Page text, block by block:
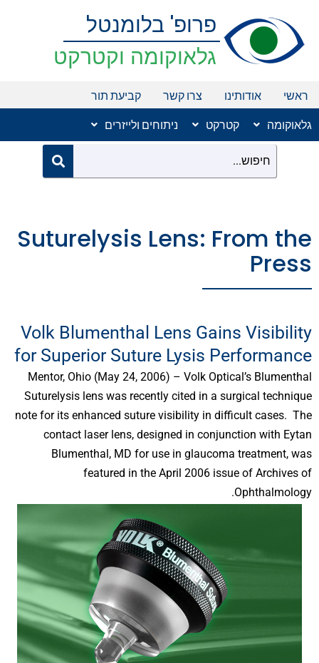
לתוכן
פרופ' בלומנטל
גלאוקומה וקטרקט
ראשי אודותינו צרו קשר קביעת תור
גלאוקומה קטרקט ניתוחים ולייזרים
Suturelysis Lens: From the
Press
Volk Blumenthal Lens Gains Visibility
for Superior Suture Lysis Performance
Mentor, Ohio (May 24, 2006) – Volk Optical’s Blumenthal
Suturelysis lens was recently cited in a surgical technique
note for its enhanced suture visibility in difficult cases. The
contact laser lens, designed in conjunction with Eytan
Blumenthal, MD for use in glaucoma treatment, was
featured in the April 2006 issue of Archives of
Ophthalmology.